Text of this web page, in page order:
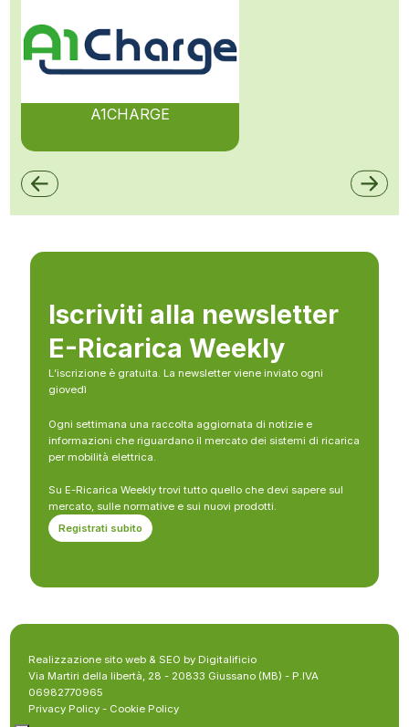
A1CHARGE
Iscriviti alla newsletter
E-Ricarica Weekly
L’iscrizione è gratuita. La newsletter viene inviato ogni
giovedì
Ogni settimana una raccolta aggiornata di notizie e
informazioni che riguardano il mercato dei sistemi di ricarica
per mobilità elettrica.
Su E-Ricarica Weekly trovi tutto quello che devi sapere sul
mercato, sulle normative e sui nuovi prodotti.
Registrati subito
Realizzazione sito web & SEO by Digitalificio
Via Martiri della libertà, 28 - 20833 Giussano (MB) - P.IVA
06982770965
Privacy Policy - Cookie Policy